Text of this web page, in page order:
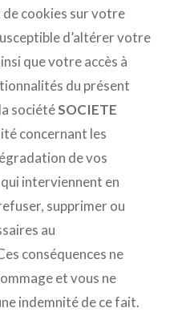
cookies sur votre
d’altérer votre
que votre accès à
du présent
sociétéSOCIETE
concernant les
de vos
interviennent en
supprimer ou
au
conséquences ne
et vous ne
indemnité de ce fait.